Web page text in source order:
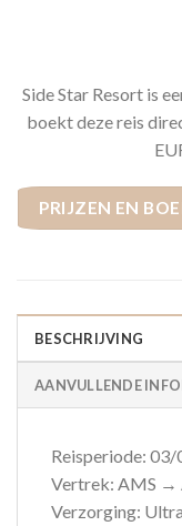
Side Star Resort is
boekt deze reis
PRIJZEN EN
BESCHRIJVING
AANVULLENDE
Reisperiode:
Vertrek: AMS →
Verzorging: